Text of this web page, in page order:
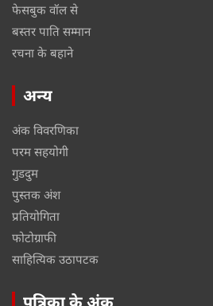
फेसबुक वॉल से
बस्तर पाति सम्मान
रचना के बहाने
अन्य
अंक विवरणिका
परम सहयोगी
गुडदुम
पुस्तक अंश
प्रतियोगिता
फोटोग्राफी
साहित्यिक उठापटक